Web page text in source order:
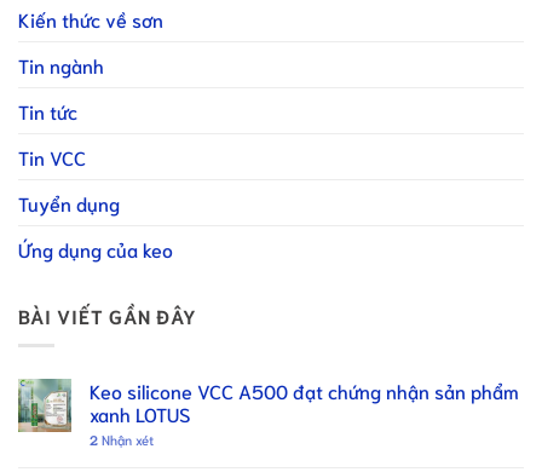
Kiến thức về sơn
Tin ngành
Tin tức
Tin VCC
Tuyển dụng
Ứng dụng của keo
BÀI VIẾT GẦN ĐÂY
Keo silicone VCC A500 đạt chứng nhận sản phẩm
xanh LOTUS
2 Nhận xét